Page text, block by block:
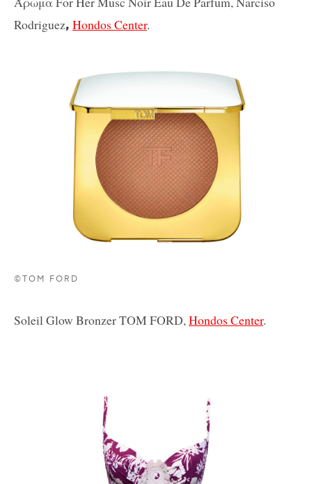
Rodriguez, Hondos Center.
©TOM FORD
Soleil Glow BronzerTOM FORD, Hondos Center.